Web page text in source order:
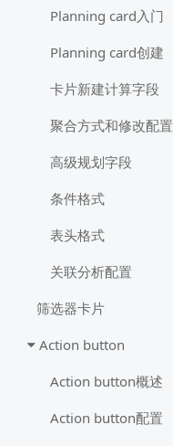
Planning card入门
Planning card创建
卡片新建计算字段
聚合方式和修改配置
高级规划字段
条件格式
表头格式
关联分析配置
筛选器卡片
Action button
Action button概述
Action button配置